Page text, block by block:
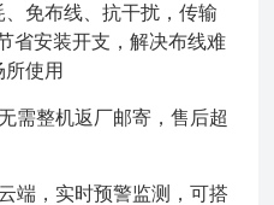
免布线、抗干扰，传输
省安装开支，解决布线难
使用
需整机返厂邮寄，售后超
端，实时预警监测，可搭